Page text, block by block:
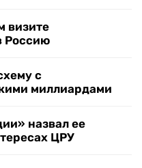
визите
Россию
с
миллиардами
назвал ее
ЦРУ